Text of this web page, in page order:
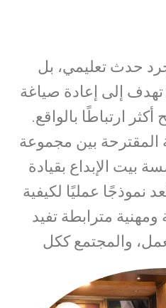
حدث تعليمي، بل
تهدف إلى إعادة صياغة
ارتباطًا بالواقع.
بين مجموعة
الإبداع بقيادة
نموذجًا عمليًا لكيفية
ومهنية مترابطة تفيد
والمجتمع ككل